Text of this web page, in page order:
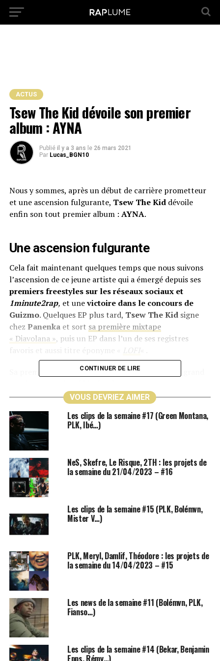
ACTUS
Tsew The Kid dévoile son premier
album : AYNA
Publié il y a 3 ans le 26 mars 2021
Par Lucas_BGN10
Nous y sommes, après un début de carrière prometteur
et une ascension fulgurante, Tsew The Kiddévoile
enfin son tout premier album : AYNA.
Une ascension fulgurante
Cela fait maintenant quelques temps que nous suivons
l’ascension de ce jeune artiste qui a émergé depuis ses
premiers freestyles sur les réseaux sociaux et
1minute2rap, et unevictoire dans le concours de
Guizmo. Quelques EP plus tard, Tsew The Kidsigne
chez Panenkaet sort sa première mixtape
« Diavolana », puis un EP dans l’un de ses registres
Sa première mixtapeDiavolanaa connu un très grand
The Kidse hisse parmi les jeunes artistes qui
confirment et développent une communauté de plus en
plus grande, à l’heure où plusieurs artistes émergeants
progressent jusqu’à devenir des têtes d’affiches. Le
chanteur-rappeur d’origine malgache, toujours très
freestyles habituels qu’il poste encore sur les réseaux
sociaux. Avant la sortie de ce nouvel album, il est même
allé jusqu’à rencontrer cinq fans choisis au hasard pour
chez eux, en main propre. Et justement,Tsew The Kid
a parfaitement gérer sa communication pour un album
très attendu.
Un projet ambitieux
CONTINUER DE LIRE
VOUS DEVRIEZ AIMER
Les clips de la semaine #17 (Green Montana,
PLK, Ibé…)
NeS, Skefre, Le Risque, 2TH : les projets de
la semaine du 21/04/2023 – #16
Les clips de la semaine #15 (PLK, Bolémvn,
Mister V…)
PLK, Meryl, Damlif, Théodore : les projets de
la semaine du 14/04/2023 – #15
Les news de la semaine #11 (Bolémvn, PLK,
Fianso…)
Les clips de la semaine #14 (Bekar, Benjamin
Epps, Rémy…)